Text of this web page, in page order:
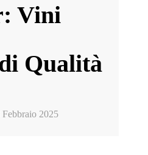
Vini
Qualità
Febbraio 2025